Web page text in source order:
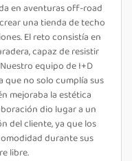
en aventuras off-road
una tienda de techo
El reto consistía en
capaz de resistir
equipo de I+D
no solo cumplía sus
mejoraba la estética
dio lugar a un
del cliente, ya que los
durante sus
libre.